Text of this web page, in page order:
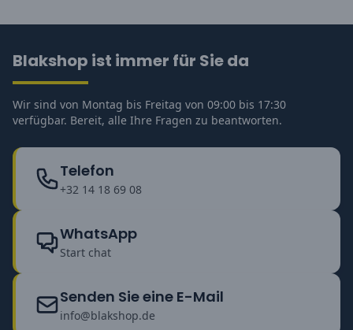
Blakshop ist immer für Sie da
Wir sind von Montag bis Freitag von 09:00 bis 17:30
verfügbar. Bereit, alle Ihre Fragen zu beantworten.
Telefon
+32 14 18 69 08
WhatsApp
Start chat
Senden Sie eine E-Mail
info@blakshop.de